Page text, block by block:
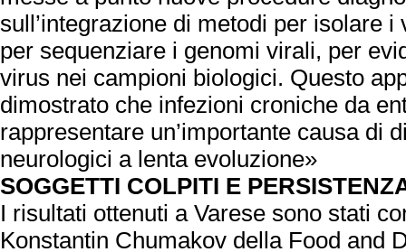
sull’integrazione di metodi per isolare
per sequenziare i genomi virali, per
virus nei campioni biologici. Questo
dimostrato che infezioni croniche da
rappresentare un’importante causa di
neurologici a lenta evoluzione»
SOGGETTI COLPITI E
I risultati ottenuti a Varese sono stati
Konstantin Chumakov della Food and